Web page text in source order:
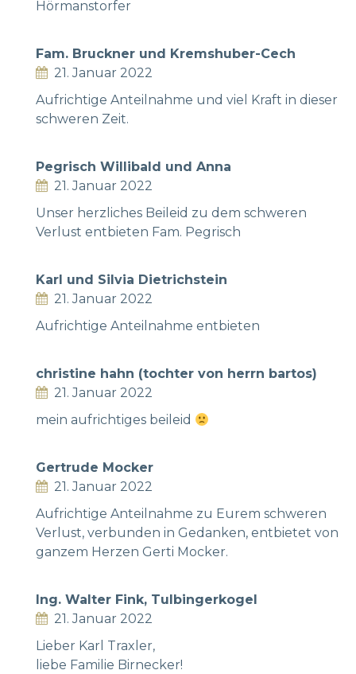
Hörmanstorfer
Fam. Bruckner und Kremshuber-Cech
21. Januar 2022
Aufrichtige Anteilnahme und viel Kraft in dieser
schweren Zeit.
Pegrisch Willibald und Anna
21. Januar 2022
Unser herzliches Beileid zu dem schweren
Verlust entbieten Fam. Pegrisch
Karl und Silvia Dietrichstein
21. Januar 2022
Aufrichtige Anteilnahme entbieten
christine hahn (tochter von herrn bartos)
21. Januar 2022
mein aufrichtiges beileid
Gertrude Mocker
21. Januar 2022
Aufrichtige Anteilnahme zu Eurem schweren
Verlust, verbunden in Gedanken, entbietet von
ganzem Herzen Gerti Mocker.
Ing. Walter Fink, Tulbingerkogel
21. Januar 2022
Lieber Karl Traxler,
liebe Familie Birnecker!